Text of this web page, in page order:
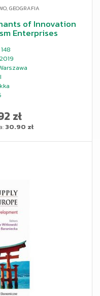
GEOGRAFIA
of Innovation
Enterprises
148
2019
I
zł
30.90 zł